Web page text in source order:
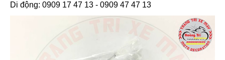
Di động: 0909 17 47 13 - 0909 47 47 13